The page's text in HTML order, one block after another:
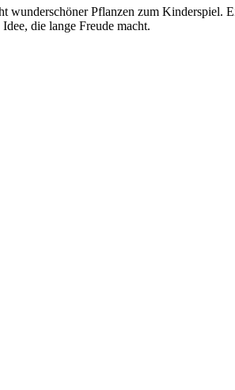
Pflanzen zum Kinderspiel.
die lange Freude macht.